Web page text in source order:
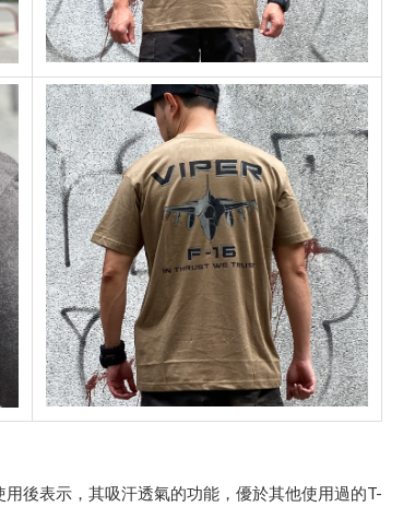
用後表示，其吸汗透氣的功能，優於其他使用過的T-